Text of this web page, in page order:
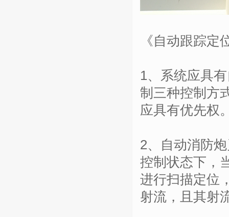
《自动跟踪
1、系统应具
制三种控制方
应具有优先权
2、自动消防
控制状态下，
进行扫描定位
射流，且其射